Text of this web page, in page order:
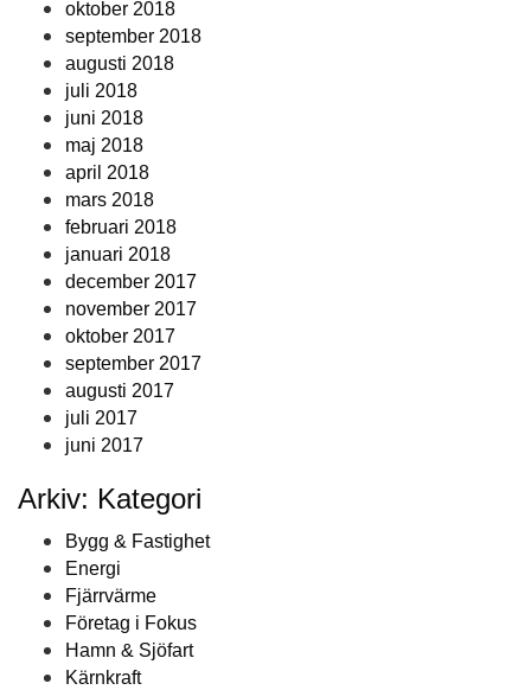
oktober 2018
september 2018
augusti 2018
juli 2018
juni 2018
maj 2018
april 2018
mars 2018
februari 2018
januari 2018
december 2017
november 2017
oktober 2017
september 2017
augusti 2017
juli 2017
juni 2017
Arkiv: Kategori
Bygg & Fastighet
Energi
Fjärrvärme
Företag i Fokus
Hamn & Sjöfart
Kärnkraft